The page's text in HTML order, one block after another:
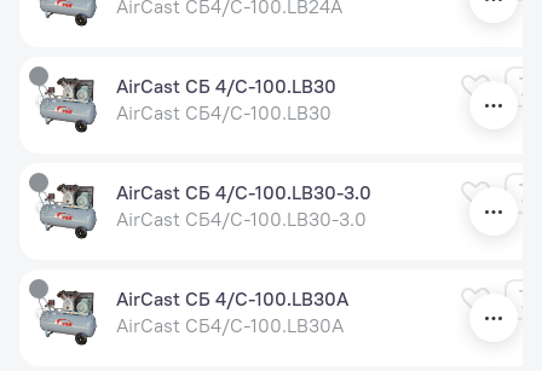
AirCast СБ4/С-100.LB24A
AirCast СБ 4/С-100.LB30
AirCast СБ4/С-100.LB30
AirCast СБ 4/С-100.LB30-3.0
AirCast СБ4/С-100.LB30-3.0
AirCast СБ 4/С-100.LB30A
AirCast СБ4/С-100.LB30A